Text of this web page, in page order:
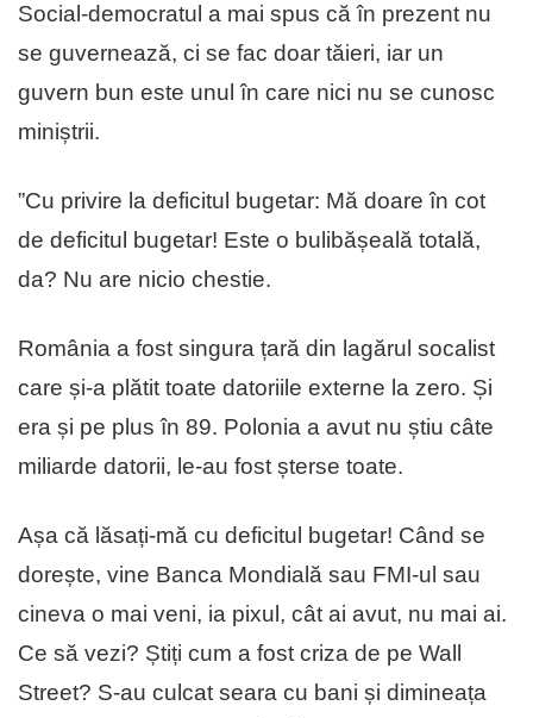
Social-democratul a mai spus că în prezent nu
se guvernează, ci se fac doar tăieri, iar un
guvern bun este unul în care nici nu se cunosc
miniștrii.
”Cu privire la deficitul bugetar: Mă doare în cot
de deficitul bugetar! Este o bulibășeală totală,
da? Nu are nicio chestie.
România a fost singura țară din lagărul socalist
care și-a plătit toate datoriile externe la zero. Și
era și pe plus în 89. Polonia a avut nu știu câte
miliarde datorii, le-au fost șterse toate.
Așa că lăsați-mă cu deficitul bugetar! Când se
dorește, vine Banca Mondială sau FMI-ul sau
cineva o mai veni, ia pixul, cât ai avut, nu mai ai.
Ce să vezi? Știți cum a fost criza de pe Wall
Street? S-au culcat seara cu bani și dimineața